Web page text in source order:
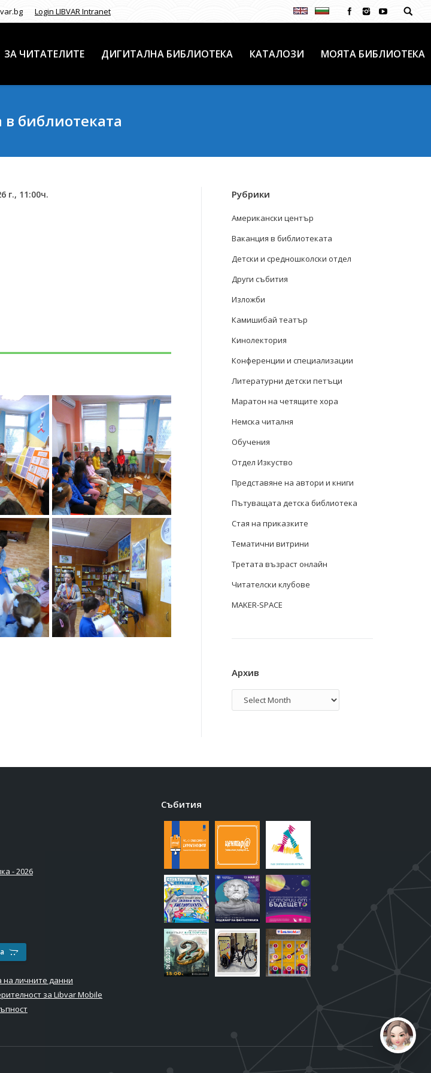
Login LIBVAR Intranet
ЗА ЧИТАТЕЛИТЕ ДИГИТАЛНА БИБЛИОТЕКА КАТАЛОЗИ МОЯТА БИБЛИОТЕКА
в библиотеката
г., 11:00ч.
Рубрики
Американски център
Ваканция в библиотеката
Детски и средношколски отдел
Други събития
Изложби
Камишибай театър
Кинолектория
Конференции и специализации
Литературни детски петъци
Маратон на четящите хора
Немска читалня
Обучения
Отдел Изкуство
Представяне на автори и книги
Пътуващата детска библиотека
Стая на приказките
Тематични витрини
Третата възраст онлайн
Читателски клубове
MAKER-SPACE
Архив
Архив
- 2026
на личните данни
за Libvar Mobile
Събития